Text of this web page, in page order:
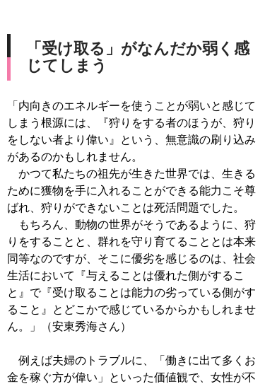
「受け取る」がなんだか弱く感
じてしまう
「内向きのエネルギーを使うことが弱いと感じて
しまう根源には、『狩りをする者のほうが、狩り
をしない者より偉い』という、無意識の刷り込み
があるのかもしれません。
かつて私たちの祖先が生きた世界では、生きる
ために獲物を手に入れることができる能力こそ尊
ばれ、狩りができないことは死活問題でした。
もちろん、動物の世界がそうであるように、狩
りをすることと、群れを守り育てることとは本来
同等なのですが、そこに優劣を感じるのは、社会
生活において『与えることは優れた側がするこ
と』で『受け取ることは能力の劣っている側がす
ること』とどこかで感じているからかもしれませ
ん。」（安東秀海さん）
例えば夫婦のトラブルに、「働きに出て多くお
金を稼ぐ方が偉い」といった価値観で、女性が不